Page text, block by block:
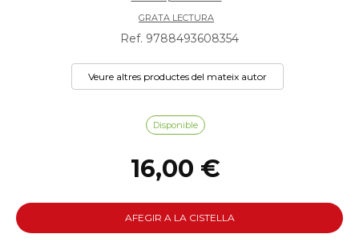
GRATA LECTURA
Ref. 9788493608354
Veure altres productes del mateix autor
Disponible
16,00 €
AFEGIR A LA CISTELLA